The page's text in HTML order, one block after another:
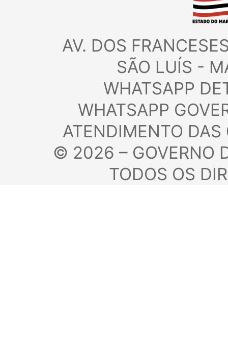
AV. DOS
SÃO LUÍS -
WHATSAPP
WHATSAPP
ATENDIMENTO
© 2026 – GOVERNO
TODOS OS